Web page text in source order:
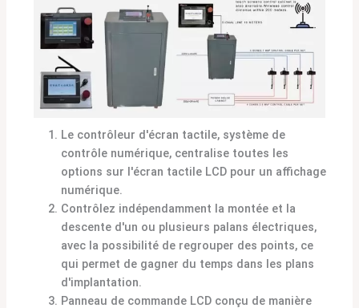
Le contrôleur d'écran tactile, système de
contrôle numérique, centralise toutes les
options sur l'écran tactile LCD pour un affichage
numérique.
Contrôlez indépendamment la montée et la
descente d'un ou plusieurs palans électriques,
avec la possibilité de regrouper des points, ce
qui permet de gagner du temps dans les plans
d'implantation.
Panneau de commande LCD conçu de manière